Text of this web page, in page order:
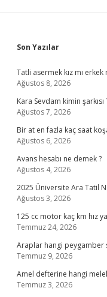
Sidebar
Son Yazılar
Tatli asermek kız mı erkek
Ağustos 8, 2026
Kara Sevdam kimin şarkısı
Ağustos 7, 2026
Bir at en fazla kaç saat
Ağustos 6, 2026
Avans hesabı ne demek ?
Ağustos 4, 2026
2025 Üniversite Ara Tatil
Ağustos 3, 2026
125 cc motor kaç km hız
Temmuz 24, 2026
Araplar hangi peygamber
Temmuz 9, 2026
Amel defterine hangi
Temmuz 3, 2026